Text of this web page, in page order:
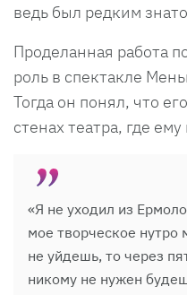
ведь был редким
Проделанная работа
роль в спектакле
Тогда он понял, что
стенах театра, где
«Я не уходил из
мое творческое нутро
не уйдешь, то через
никому не нужен